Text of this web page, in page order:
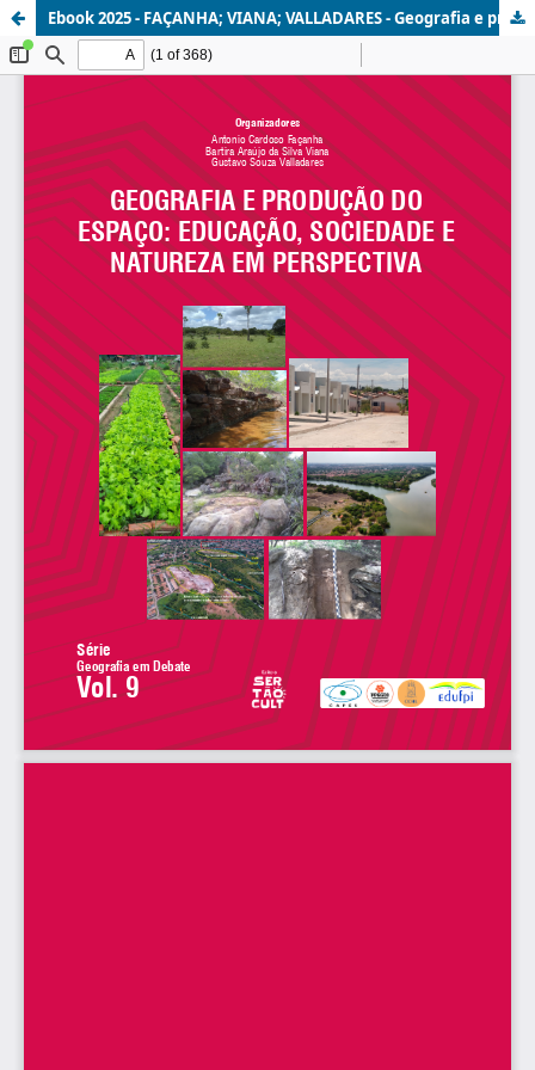
Ebook 2025 - FAÇANHA; VIANA; VALLADARES - Geografia e produção do espaço - v9.pdf